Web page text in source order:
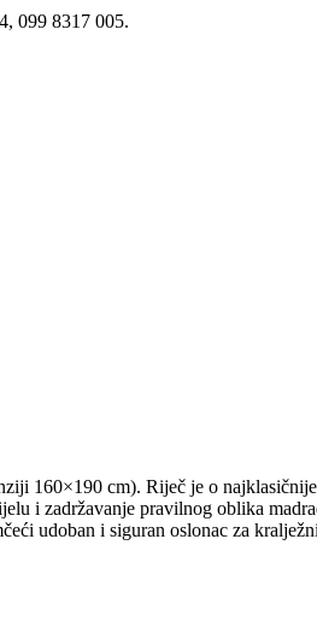
099 8317 005.
160×190 cm). Riječ je o
i zadržavanje pravilnog oblika
udoban i siguran oslonac za